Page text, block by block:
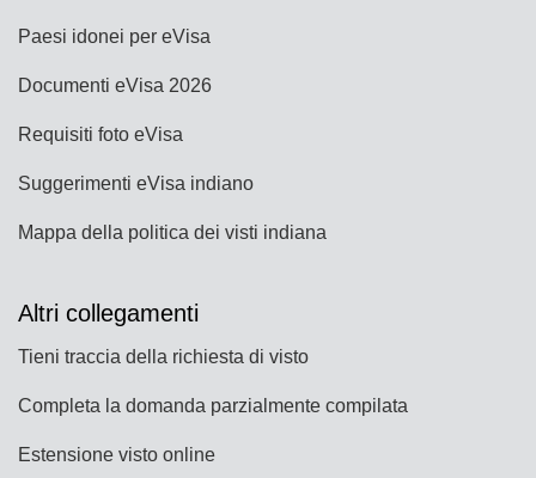
Paesi idonei per eVisa
Documenti eVisa 2026
Requisiti foto eVisa
Suggerimenti eVisa indiano
Mappa della politica dei visti indiana
Altri collegamenti
Tieni traccia della richiesta di visto
Completa la domanda parzialmente compilata
Estensione visto online